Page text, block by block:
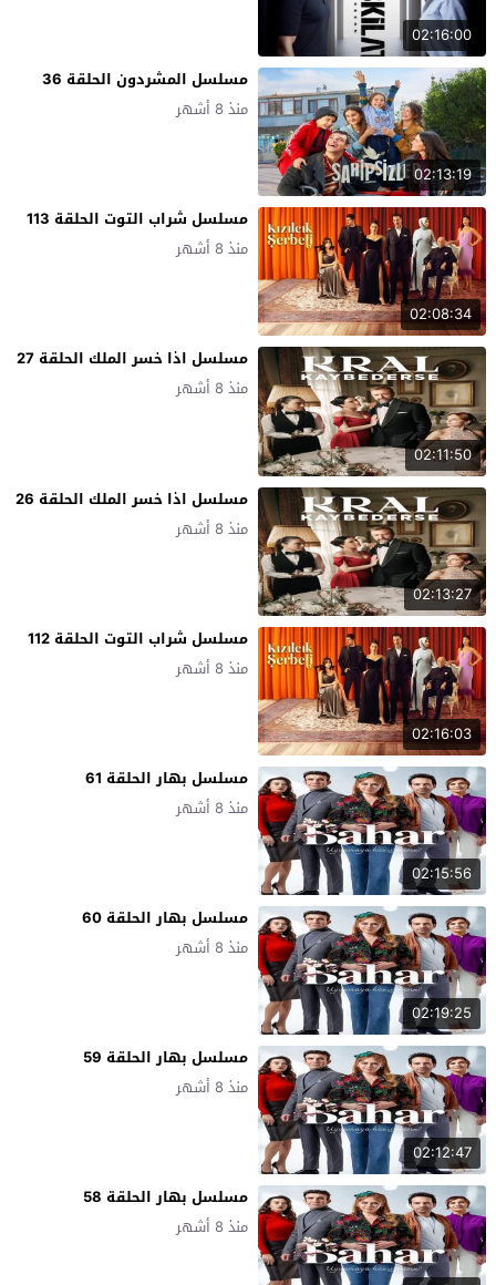
02:16:00
02:13:19
مسلسل المشردون الحلقة 36
منذ 8 أشهر
02:08:34
مسلسل شراب التوت الحلقة 113
منذ 8 أشهر
02:11:50
مسلسل اذا خسر الملك الحلقة 27
منذ 8 أشهر
02:13:27
مسلسل اذا خسر الملك الحلقة 26
منذ 8 أشهر
02:16:03
مسلسل شراب التوت الحلقة 112
منذ 8 أشهر
02:15:56
مسلسل بهار الحلقة 61
منذ 8 أشهر
02:19:25
مسلسل بهار الحلقة 60
منذ 8 أشهر
02:12:47
مسلسل بهار الحلقة 59
منذ 8 أشهر
مسلسل بهار الحلقة 58
منذ 8 أشهر